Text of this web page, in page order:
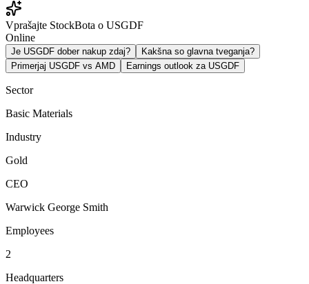
Vprašajte StockBota o USGDF
Online
Je USGDF dober nakup zdaj?
Kakšna so glavna tveganja?
Primerjaj USGDF vs AMD
Earnings outlook za USGDF
Sector
Basic Materials
Industry
Gold
CEO
Warwick George Smith
Employees
2
Headquarters